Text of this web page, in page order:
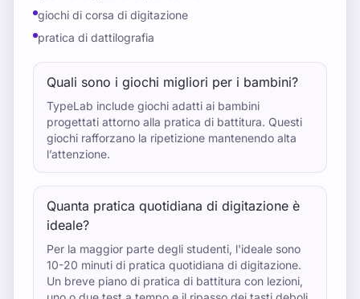
giochi di corsa di digitazione
pratica di dattilografia
Quali sono i giochi migliori per i bambini?
TypeLab include giochi adatti ai bambini
progettati attorno alla pratica di battitura. Questi
giochi rafforzano la ripetizione mantenendo alta
l’attenzione.
Quanta pratica quotidiana di digitazione è
ideale?
Per la maggior parte degli studenti, l'ideale sono
10-20 minuti di pratica quotidiana di digitazione.
Un breve piano di pratica di battitura con lezioni,